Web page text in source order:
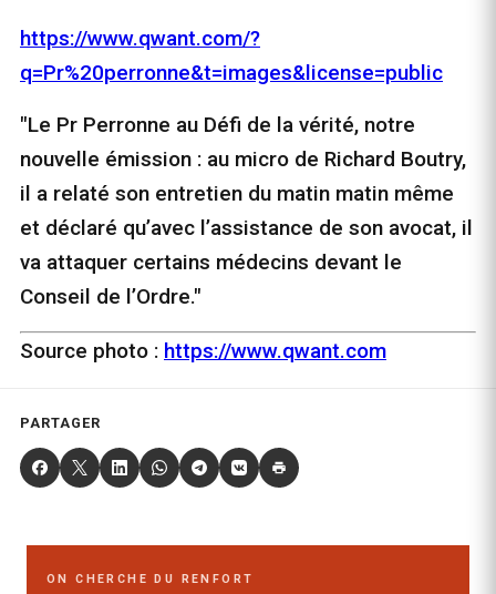
https://www.qwant.com/?
q=Pr%20perronne&t=images&license=public
"Le Pr Perronne au Défi de la vérité, notre
nouvelle émission : au micro de Richard Boutry,
il a relaté son entretien du matin matin même
et déclaré qu’avec l’assistance de son avocat, il
va attaquer certains médecins devant le
Conseil de l’Ordre."
Source photo : https://www.qwant.com
PARTAGER
ON CHERCHE DU RENFORT